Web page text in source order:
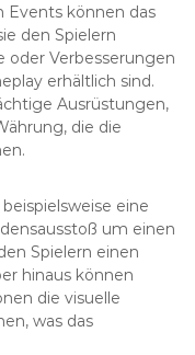
Events können das
den Spielern
oder Verbesserungen
erhältlich sind.
Ausrüstungen,
die die
eine
um einen
Spielern einen
hinaus können
die visuelle
was das